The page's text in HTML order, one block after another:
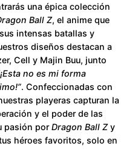
una épica colección
Ball Z, el anime que
intensas batallas y
diseños destacan a
Cell y Majin Buu, junto
no es mi forma
. Confeccionadas con
playeras capturan la
y el poder de las
pasión porDragon Ball Zy
héroes favoritos, solo en